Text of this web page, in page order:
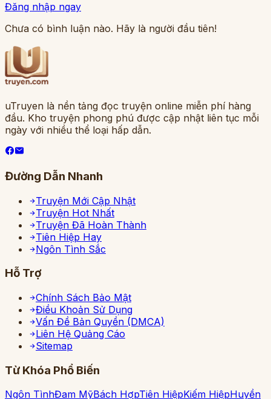
Đăng nhập ngay
Chưa có bình luận nào. Hãy là người đầu tiên!
uTruyen là nền tảng đọc truyện online miễn phí hàng
đầu. Kho truyện phong phú được cập nhật liên tục mỗi
ngày với nhiều thể loại hấp dẫn.
Đường Dẫn Nhanh
Truyện Mới Cập Nhật
Truyện Hot Nhất
Truyện Đã Hoàn Thành
Tiên Hiệp Hay
Ngôn Tình Sắc
Hỗ Trợ
Chính Sách Bảo Mật
Điều Khoản Sử Dụng
Vấn Đề Bản Quyền (DMCA)
Liên Hệ Quảng Cáo
Sitemap
Từ Khóa Phổ Biến
Ngôn TìnhĐam MỹBách HợpTiên HiệpKiếm HiệpHuyền